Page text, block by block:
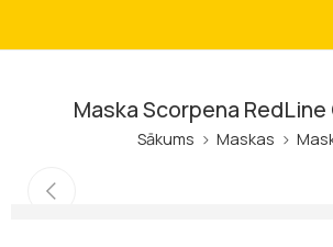
Maska Scorpena RedLine
Sākums Maskas